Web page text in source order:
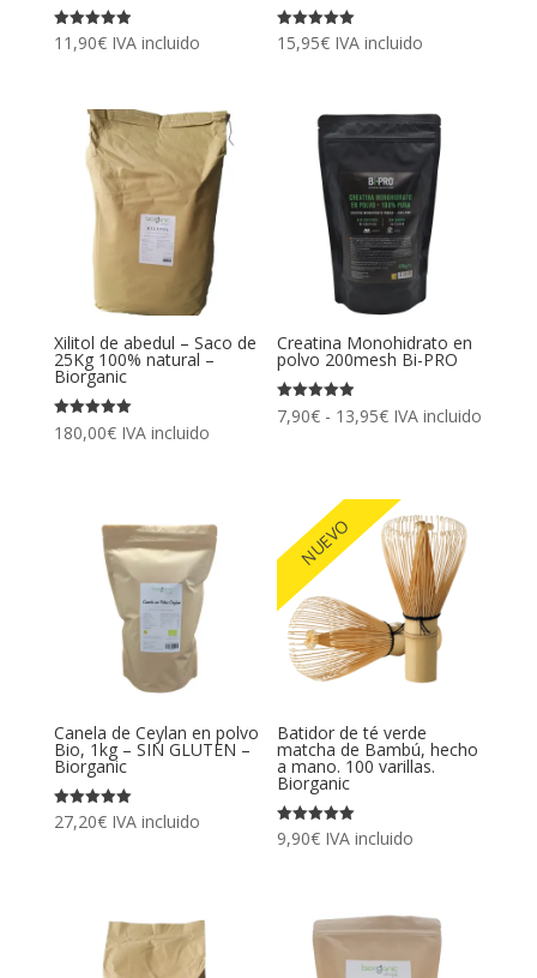
Valorado
con
11,90€ IVA incluido
Valorado
con
15,95€ IVA incluido
Xilitol de abedul – Saco de
25Kg 100% natural –
Biorganic
Valorado
con
180,00€ IVA incluido
Creatina Monohidrato en
polvo 200mesh Bi-PRO
Valorado
con
7,90€ - 13,95€Rango
desde
7,90€
hasta
13,95€
IVA incluido
Canela de Ceylan en polvo
Bio, 1kg – SIN GLUTEN –
Biorganic
Valorado
con
27,20€ IVA incluido
NUEVO
Batidor de té verde
matcha de Bambú, hecho
a mano. 100 varillas.
Biorganic
Valorado
con
9,90€ IVA incluido